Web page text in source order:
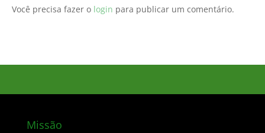
Você precisa fazer o login para publicar um comentário.
Missão